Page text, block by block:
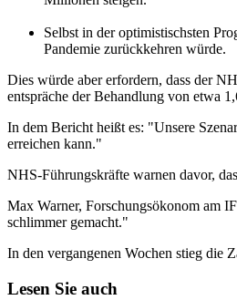
Selbst in der optimistischsten
Pandemie zurückkehren würde.
Dies würde aber erfordern, dass der
entspräche der Behandlung von etwa
In dem Bericht heißt es: "Unsere
erreichen kann."
NHS-Führungskräfte warnen davor,
Max Warner, Forschungsökonom am
schlimmer gemacht."
In den vergangenen Wochen stieg die
Lesen Sie auch